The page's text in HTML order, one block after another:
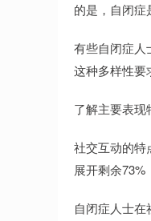
的是，自闭症
有些自闭症人
这种多样性要
了解主要表现
社交互动的特
展开剩余73%
自闭症人士在